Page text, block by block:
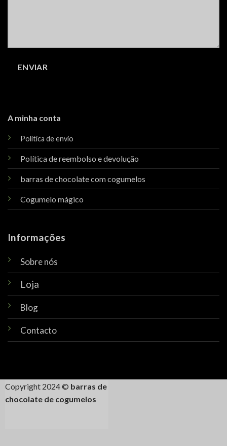
A minha conta
Política de envio
Política de reembolso e devolução
barras de chocolate com cogumelos
Cogumelo mágico
Informações
Sobre nós
Loja
Blog
Contacto
Copyright 2024 © barras de
chocolate de cogumelos